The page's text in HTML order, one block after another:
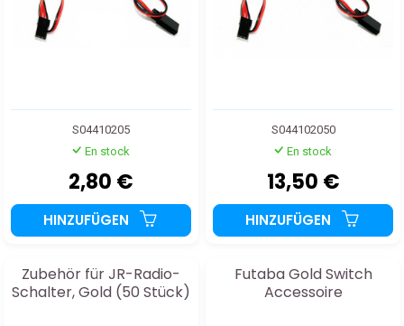
S04410205
En stock
2,80 €
HINZUFÜGEN
S044102050
En stock
13,50 €
HINZUFÜGEN
Zubehör für JR-Radio-
Schalter, Gold (50 Stück)
Futaba Gold Switch
Accessoire